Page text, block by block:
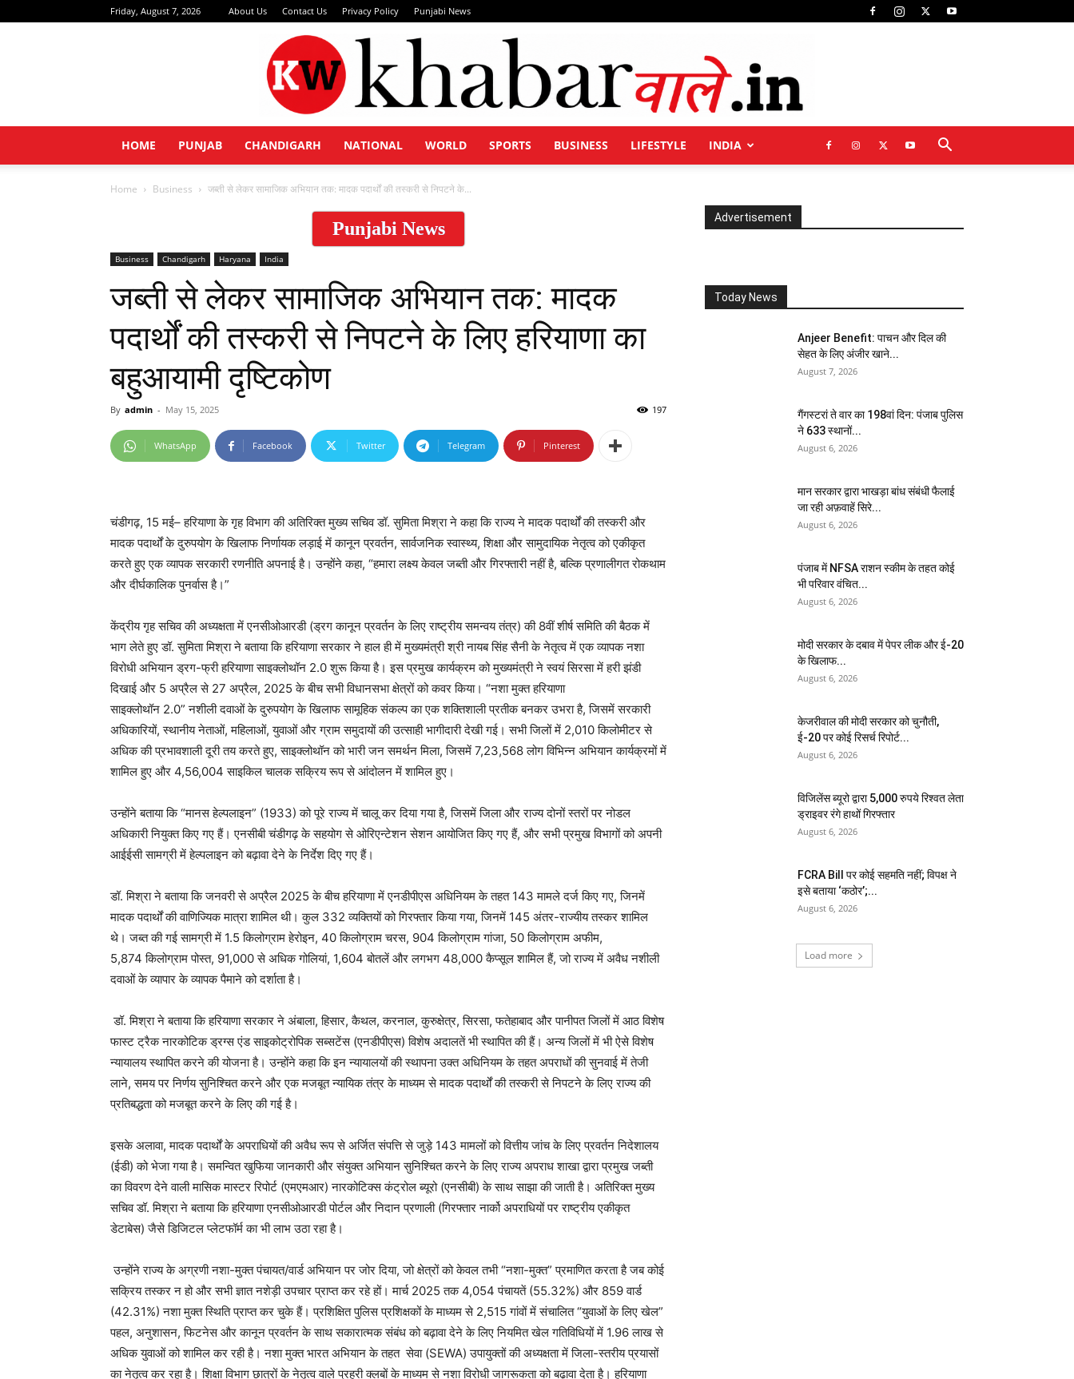
Friday, August 7, 2026 About Us Contact Us Privacy Policy Punjabi News
Khabar
HOME PUNJAB CHANDIGARH NATIONAL WORLD SPORTS BUSINESS LIFESTYLE INDIA
Home Business जब्ती से लेकर सामाजिक अभियान तक: मादक पदार्थों की तस्करी से निपटने के...
Punjabi News
Business Chandigarh Haryana India
जब्ती से लेकर सामाजिक अभियान तक: मादक
पदार्थों की तस्करी से निपटने के लिए हरियाणा का
बहुआयामी दृष्टिकोण
By admin - May 15, 2025 197
WhatsApp Facebook Twitter Telegram Pinterest
चंडीगढ़, 15 मई– हरियाणा के गृह विभाग की अतिरिक्त मुख्य सचिव डॉ. सुमिता मिश्रा ने कहा कि राज्य ने मादक पदार्थों की तस्करी और
मादक पदार्थों के दुरुपयोग के खिलाफ निर्णायक लड़ाई में कानून प्रवर्तन, सार्वजनिक स्वास्थ्य, शिक्षा और सामुदायिक नेतृत्व को एकीकृत
करते हुए एक व्यापक सरकारी रणनीति अपनाई है। उन्होंने कहा, “हमारा लक्ष्य केवल जब्ती और गिरफ्तारी नहीं है, बल्कि प्रणालीगत रोकथाम
और दीर्घकालिक पुनर्वास है।”
केंद्रीय गृह सचिव की अध्यक्षता में एनसीओआरडी (ड्रग कानून प्रवर्तन के लिए राष्ट्रीय समन्वय तंत्र) की 8वीं शीर्ष समिति की बैठक में
भाग लेते हुए डॉ. सुमिता मिश्रा ने बताया कि हरियाणा सरकार ने हाल ही में मुख्यमंत्री श्री नायब सिंह सैनी के नेतृत्व में एक व्यापक नशा
विरोधी अभियान ड्रग-फ्री हरियाणा साइक्लोथॉन 2.0 शुरू किया है। इस प्रमुख कार्यक्रम को मुख्यमंत्री ने स्वयं सिरसा में हरी झंडी
दिखाई और 5 अप्रैल से 27 अप्रैल, 2025 के बीच सभी विधानसभा क्षेत्रों को कवर किया। “नशा मुक्त हरियाणा
साइक्लोथॉन 2.0” नशीली दवाओं के दुरुपयोग के खिलाफ सामूहिक संकल्प का एक शक्तिशाली प्रतीक बनकर उभरा है, जिसमें सरकारी
अधिकारियों, स्थानीय नेताओं, महिलाओं, युवाओं और ग्राम समुदायों की उत्साही भागीदारी देखी गई। सभी जिलों में 2,010 किलोमीटर से
अधिक की प्रभावशाली दूरी तय करते हुए, साइक्लोथॉन को भारी जन समर्थन मिला, जिसमें 7,23,568 लोग विभिन्न अभियान कार्यक्रमों में
शामिल हुए और 4,56,004 साइकिल चालक सक्रिय रूप से आंदोलन में शामिल हुए।
उन्होंने बताया कि “मानस हेल्पलाइन” (1933) को पूरे राज्य में चालू कर दिया गया है, जिसमें जिला और राज्य दोनों स्तरों पर नोडल
अधिकारी नियुक्त किए गए हैं। एनसीबी चंडीगढ़ के सहयोग से ओरिएन्टेशन सेशन आयोजित किए गए हैं, और सभी प्रमुख विभागों को अपनी
आईईसी सामग्री में हेल्पलाइन को बढ़ावा देने के निर्देश दिए गए हैं।
डॉ. मिश्रा ने बताया कि जनवरी से अप्रैल 2025 के बीच हरियाणा में एनडीपीएस अधिनियम के तहत 143 मामले दर्ज किए गए, जिनमें
मादक पदार्थों की वाणिज्यिक मात्रा शामिल थी। कुल 332 व्यक्तियों को गिरफ्तार किया गया, जिनमें 145 अंतर-राज्यीय तस्कर शामिल
थे। जब्त की गई सामग्री में 1.5 किलोग्राम हेरोइन, 40 किलोग्राम चरस, 904 किलोग्राम गांजा, 50 किलोग्राम अफीम,
5,874 किलोग्राम पोस्त, 91,000 से अधिक गोलियां, 1,604 बोतलें और लगभग 48,000 कैप्सूल शामिल हैं, जो राज्य में अवैध नशीली
दवाओं के व्यापार के व्यापक पैमाने को दर्शाता है।
डॉ. मिश्रा ने बताया कि हरियाणा सरकार ने अंबाला, हिसार, कैथल, करनाल, कुरुक्षेत्र, सिरसा, फतेहाबाद और पानीपत जिलों में आठ विशेष
फास्ट ट्रैक नारकोटिक ड्रग्स एंड साइकोट्रोपिक सब्सटेंस (एनडीपीएस) विशेष अदालतें भी स्थापित की हैं। अन्य जिलों में भी ऐसे विशेष
न्यायालय स्थापित करने की योजना है। उन्होंने कहा कि इन न्यायालयों की स्थापना उक्त अधिनियम के तहत अपराधों की सुनवाई में तेजी
लाने, समय पर निर्णय सुनिश्चित करने और एक मजबूत न्यायिक तंत्र के माध्यम से मादक पदार्थों की तस्करी से निपटने के लिए राज्य की
प्रतिबद्धता को मजबूत करने के लिए की गई है।
इसके अलावा, मादक पदार्थों के अपराधियों की अवैध रूप से अर्जित संपत्ति से जुड़े 143 मामलों को वित्तीय जांच के लिए प्रवर्तन निदेशालय
(ईडी) को भेजा गया है। समन्वित खुफिया जानकारी और संयुक्त अभियान सुनिश्चित करने के लिए राज्य अपराध शाखा द्वारा प्रमुख जब्ती
का विवरण देने वाली मासिक मास्टर रिपोर्ट (एमएमआर) नारकोटिक्स कंट्रोल ब्यूरो (एनसीबी) के साथ साझा की जाती है। अतिरिक्त मुख्य
सचिव डॉ. मिश्रा ने बताया कि हरियाणा एनसीओआरडी पोर्टल और निदान प्रणाली (गिरफ्तार नार्को अपराधियों पर राष्ट्रीय एकीकृत
डेटाबेस) जैसे डिजिटल प्लेटफॉर्म का भी लाभ उठा रहा है।
उन्होंने राज्य के अग्रणी नशा-मुक्त पंचायत/वार्ड अभियान पर जोर दिया, जो क्षेत्रों को केवल तभी “नशा-मुक्त” प्रमाणित करता है जब कोई
सक्रिय तस्कर न हो और सभी ज्ञात नशेड़ी उपचार प्राप्त कर रहे हों। मार्च 2025 तक 4,054 पंचायतें (55.32%) और 859 वार्ड
(42.31%) नशा मुक्त स्थिति प्राप्त कर चुके हैं। प्रशिक्षित पुलिस प्रशिक्षकों के माध्यम से 2,515 गांवों में संचालित “युवाओं के लिए खेल”
पहल, अनुशासन, फिटनेस और कानून प्रवर्तन के साथ सकारात्मक संबंध को बढ़ावा देने के लिए नियमित खेल गतिविधियों में 1.96 लाख से
अधिक युवाओं को शामिल कर रही है। नशा मुक्त भारत अभियान के तहत सेवा (SEWA) उपायुक्तों की अध्यक्षता में जिला-स्तरीय प्रयासों
का नेतृत्व कर रहा है। शिक्षा विभाग छात्रों के नेतृत्व वाले प्रहरी क्लबों के माध्यम से नशा विरोधी जागरूकता को बढ़ावा देता है। हरियाणा
Advertisement
Today News
Anjeer Benefit: पाचन और दिल की
सेहत के लिए अंजीर खाने...
August 7, 2026
गैंगस्टरां ते वार का 198वां दिन: पंजाब पुलिस
ने 633 स्थानों...
August 6, 2026
मान सरकार द्वारा भाखड़ा बांध संबंधी फैलाई
जा रही अफ़वाहें सिरे...
August 6, 2026
पंजाब में NFSA राशन स्कीम के तहत कोई
भी परिवार वंचित...
August 6, 2026
मोदी सरकार के दबाव में पेपर लीक और ई-20
के खिलाफ...
August 6, 2026
केजरीवाल की मोदी सरकार को चुनौती,
ई-20 पर कोई रिसर्च रिपोर्ट...
August 6, 2026
विजिलेंस ब्यूरो द्वारा 5,000 रुपये रिश्वत लेता
ड्राइवर रंगे हाथों गिरफ्तार
August 6, 2026
FCRA Bill पर कोई सहमति नहीं; विपक्ष ने
इसे बताया ‘कठोर’;...
August 6, 2026
Load more